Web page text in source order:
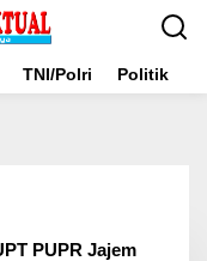
TNI/Polri Politik
PUPR Jajem